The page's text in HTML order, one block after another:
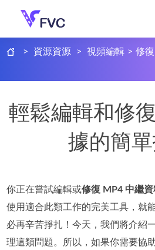
> 資源資源 > 視頻編輯 > 修
輕鬆編輯和修
據的簡
你正在嘗試編輯或修復 MP4 中繼資
使用適合此類工作的完美工具，就
必再辛苦掙扎！今天，我們將介紹
理這類問題。所以，如果你需要協